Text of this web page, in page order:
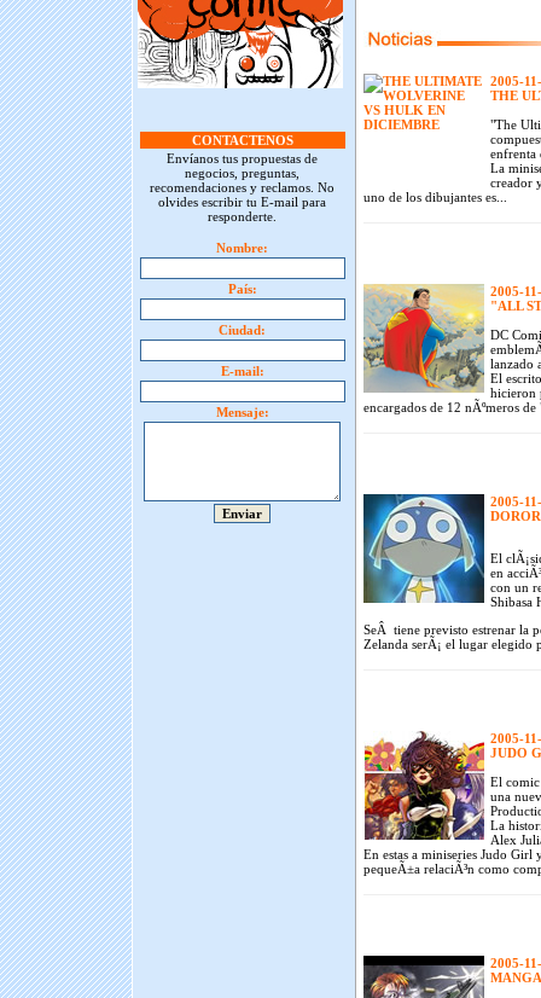
CONTACTENOS
Envíanos tus propuestas de
negocios, preguntas,
recomendaciones y reclamos. No
olvides escribir tu E-mail para
responderte.
Nombre:
País:
Ciudad:
E-mail:
Mensaje:
2005-
THE
"The
enfrenta
La
creador
uno de los dibujantes es...
2005-
"ALL
DC
lanzado
El
hicieron
encargados de 12 nÃºmeros
2005-
El
en
con un
Shibasa
SeÂ tiene previsto estrenar la
Zelanda serÃ¡ el lugar elegido
2005-
JUDO
El comic
una
La
Alex
En estas a miniseries Judo Girl
pequeÃ±a relaciÃ³n como
2005-